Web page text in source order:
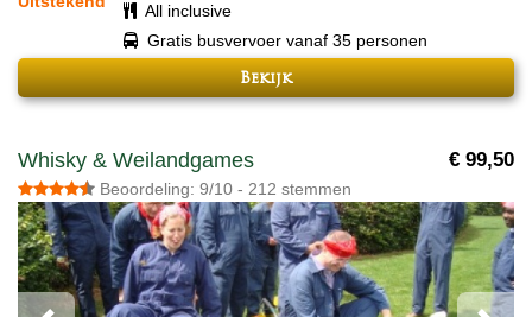
All inclusive
Gratis busvervoer vanaf 35 personen
Bekijk
Whisky & Weilandgames € 99,50
Beoordeling: 9/10 - 212 stemmen